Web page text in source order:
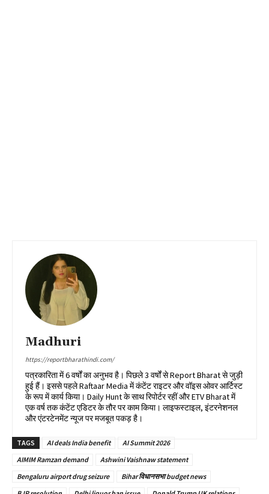
Madhuri
https://reportbharathindi.com/
पत्रकारिता में 6 वर्षों का अनुभव है। पिछले 3 वर्षों से Report Bharat से जुड़ी
हुई हैं। इससे पहले Raftaar Media में कंटेंट राइटर और वॉइस ओवर आर्टिस्ट
के रूप में कार्य किया। Daily Hunt के साथ रिपोर्टर रहीं और ETV Bharat में
एक वर्ष तक कंटेंट एडिटर के तौर पर काम किया। लाइफस्टाइल, इंटरनेशनल
और एंटरटेनमेंट न्यूज पर मजबूत पकड़ है।
TAGS AI deals India benefit
AI Summit 2026
AIMIM Ramzan demand
Ashwini Vaishnaw statement
Bengaluru airport drug seizure
Bihar विधानसभा budget news